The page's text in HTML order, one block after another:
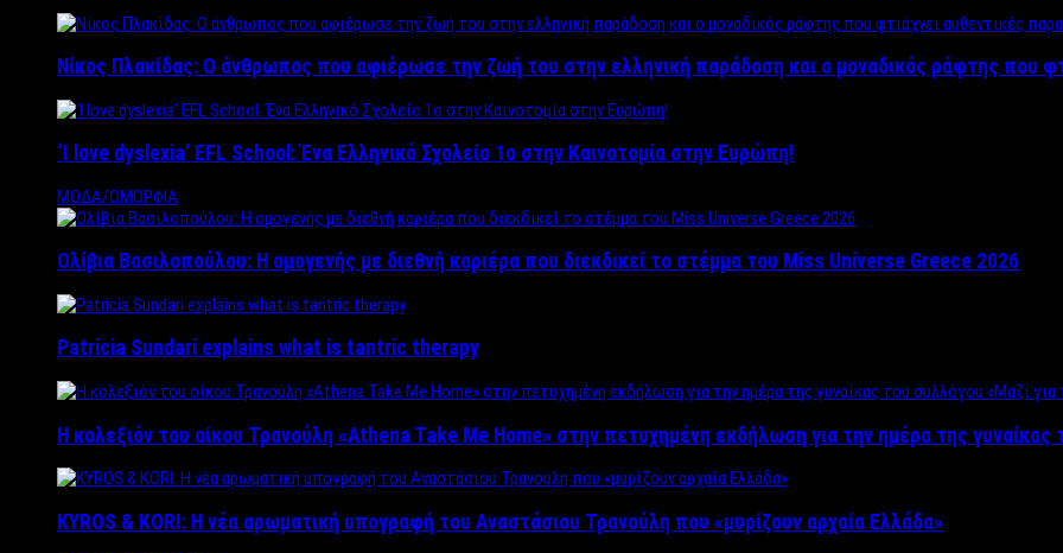
Νίκος Πλακίδας: O άνθρωπος που αφιέρωσε την ζωή του στην ελληνική παράδοση και ο μοναδικός ράφτης που
‘Ι love dyslexia’ EFL School: Ένα Ελληνικό Σχολείo 1ο στην Καινοτομία στην Ευρώπη!
ΜΟΔΑ/ΟΜΟΡΦΙΑ
Ολίβια Βασιλοπούλου: Η ομογενής με διεθνή καριέρα που διεκδικεί το στέμμα του Miss Universe Greece 2026
Patricia Sundari explains what is tantric therapy
Η κολεξιόν του οίκου Τρανούλη «Athena Take Me Home» στην πετυχημένη εκδήλωση για την ημέρα της γυναίκας
KYROS & KORI: Η νέα αρωματική υπογραφή του Αναστάσιου Τρανούλη που «μυρίζουν αρχαία Ελλάδα»